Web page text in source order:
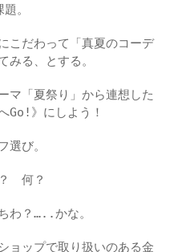
。
こだわって「真夏のコーデ
みる、とする。
マ「夏祭り」から連想した
Go!》にしよう！
選び。
何？
わ？…..かな。
ョップで取り扱いのある金